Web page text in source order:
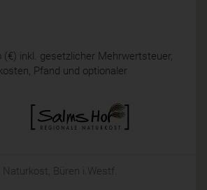
(€) inkl. gesetzlicher Mehrwertsteuer,
Pfand und optionaler
Büren i.Westf.